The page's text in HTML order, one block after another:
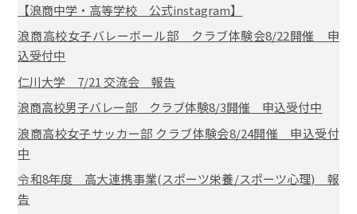
【浪商中学・高等学校 公式instagram】
浪商高校女子バレーボール部 クラブ体験会8/22開催 申
込受付中
仁川大学 7/21 交流会 報告
浪商高校男子バレー部 クラブ体験8/3開催 申込受付中
浪商高校女子サッカー部 クラブ体験会8/24開催 申込受付
中
令和8年度 高大連携事業(スポーツ栄養/スポーツ心理) 報
告